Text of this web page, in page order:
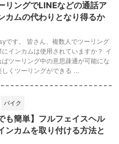
リングでLINEなどの通話ア
カムの代わりとなり得るか
です。 皆さん、複数人でツーリング
にインカムは使用されていますか？ イ
ばツーリング中の意思疎通が可能にな
しくツーリングができる ...
バイク
も簡単】フルフェイスヘル
ンカムを取り付ける方法と